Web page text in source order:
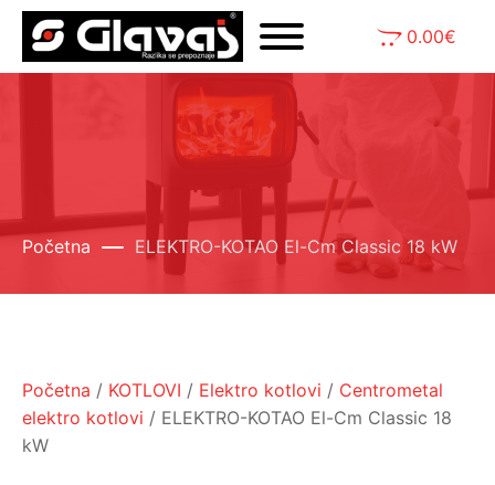
0.00€
Početna ELEKTRO-KOTAO El-Cm Classic 18 kW
Početna / KOTLOVI / Elektro kotlovi / Centrometal
elektro kotlovi / ELEKTRO-KOTAO El-Cm Classic 18
kW